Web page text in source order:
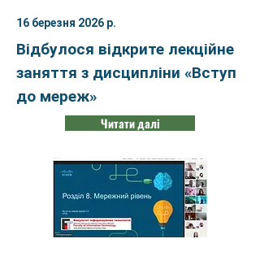
16 березня 2026 р.
Відбулося відкрите лекційне
заняття з дисципліни «Вступ
до мереж»
Читати далі